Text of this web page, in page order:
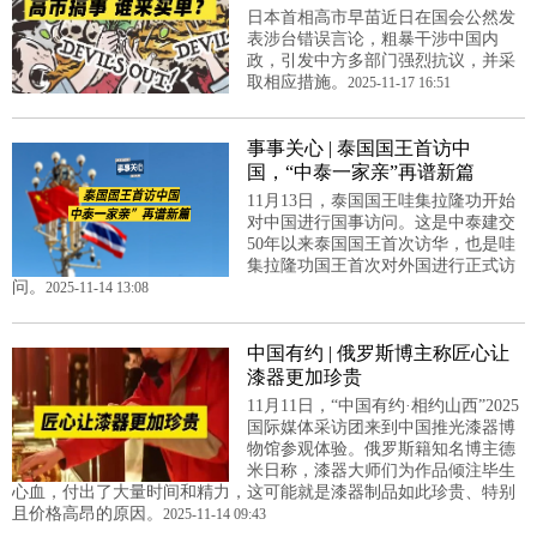
日本首相高市早苗近日在国会公然发
表涉台错误言论，粗暴干涉中国内
政，引发中方多部门强烈抗议，并采
取相应措施。 2025-11-17 16:51
事事关心 | 泰国国王首访中
国，“中泰一家亲”再谱新篇
11月13日，泰国国王哇集拉隆功开始
对中国进行国事访问。这是中泰建交
50年以来泰国国王首次访华，也是哇
集拉隆功国王首次对外国进行正式访
问。 2025-11-14 13:08
中国有约 | 俄罗斯博主称匠心让
漆器更加珍贵
11月11日，“中国有约·相约山西”2025
国际媒体采访团来到中国推光漆器博
物馆参观体验。俄罗斯籍知名博主德
米日称，漆器大师们为作品倾注毕生
心血，付出了大量时间和精力，这可能就是漆器制品如此珍贵、特别
且价格高昂的原因。 2025-11-14 09:43